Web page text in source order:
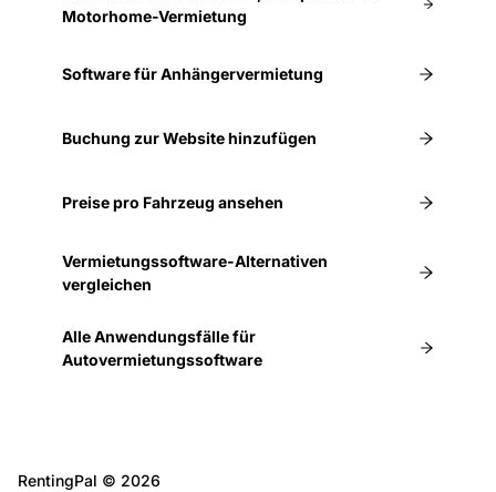
Motorhome-Vermietung
Software für Anhängervermietung
Buchung zur Website hinzufügen
Preise pro Fahrzeug ansehen
Vermietungssoftware-Alternativen
vergleichen
Alle Anwendungsfälle für
Autovermietungssoftware
RentingPal © 2026